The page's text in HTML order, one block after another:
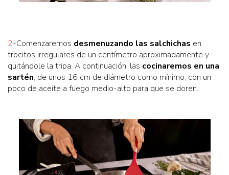
2-Comenzaremos desmenuzando las salchichas en
trocitos irregulares de un centímetro aproximadamente y
quitándole la tripa. A continuación, las cocinaremos en una
sartén, de unos 16 cm de diámetro como mínimo, con un
poco de aceite a fuego medio-alto para que se doren.